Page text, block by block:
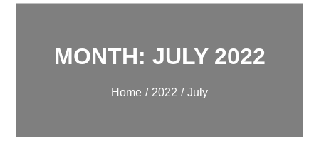
MONTH: JULY 2022
Home 2022 July